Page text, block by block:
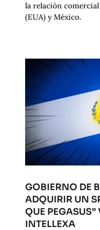
la relación
(EUA) y México.
GOBIERNO DE
ADQUIRIR UN
QUE
INTELLEXA